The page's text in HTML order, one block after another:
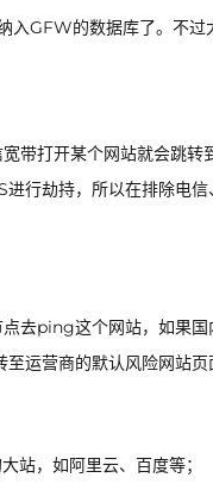
入GFW的数据库了。不
带打开某个网站就会跳
行劫持，所以在排除电
去ping这个网站，如果
运营商的默认风险网站页
站，如阿里云、百度等；